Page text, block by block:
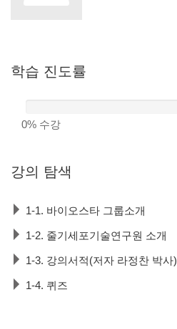
학습 진도률
0% 수강
강의 탐색
1-1. 바이오스타 그룹소개
1-2. 줄기세포기술연구원 소개
1-3. 강의서적(저자 라정찬 박사)
1-4. 퀴즈